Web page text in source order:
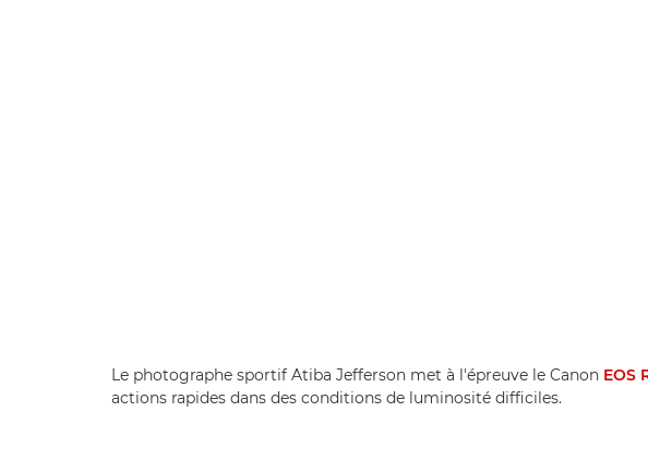
Le photographe sportif Atiba Jefferson met à l'épreuve le Canon EOS
actions rapides dans des conditions de luminosité difficiles.